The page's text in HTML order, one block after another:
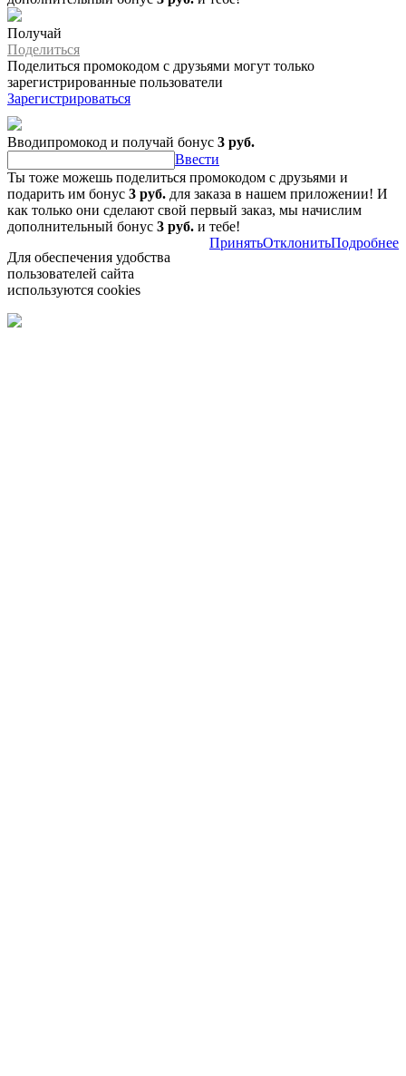
Получай
Поделиться
Поделиться промокодом с друзьями могут только
зарегистрированные пользователи
Зарегистрироваться
Вводипромокод и получай бонус 3 руб.
Ввести
Ты тоже можешь поделиться промокодом с друзьями и
подарить им бонус 3 руб. для заказа в нашем приложении! И
как только они сделают свой первый заказ, мы начислим
дополнительный бонус 3 руб. и тебе!
Для обеспечения удобства
пользователей сайта
используются cookies
ПринятьОтклонитьПодробнее